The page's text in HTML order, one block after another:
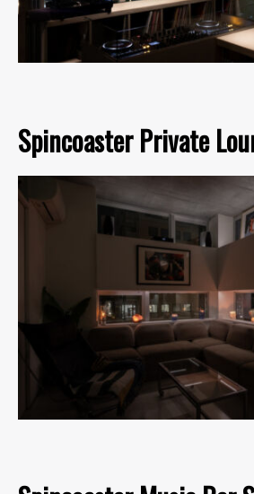
Spincoaster Private